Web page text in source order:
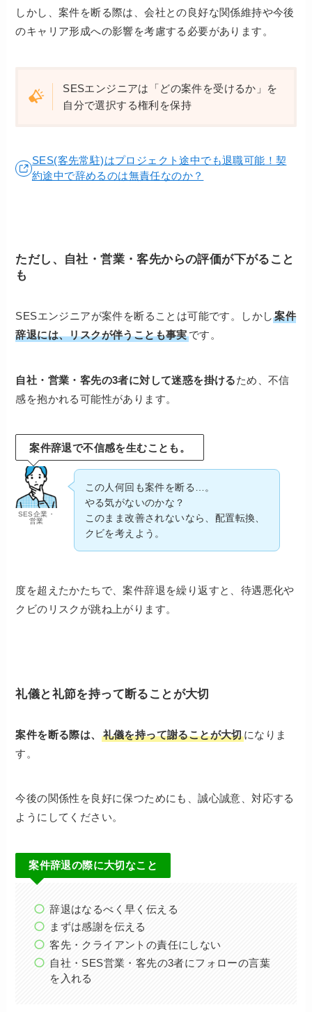
しかし、案件を断る際は、会社との良好な関係維持や今後
のキャリア形成への影響を考慮する必要があります。
SESエンジニアは「どの案件を受けるか」を
自分で選択する権利を保持
SES(客先常駐)はプロジェクト途中でも退職可能！契
約途中で辞めるのは無責任なのか？
ただし、自社・営業・客先からの評価が下がること
も
SESエンジニアが案件を断ることは可能です。しかし案件
辞退には、リスクが伴うことも事実です。
自社・営業・客先の3者に対して迷惑を掛けるため、不信
感を抱かれる可能性があります。
案件辞退で不信感を生むことも。
SES企業・
営業
この人何回も案件を断る…。
やる気がないのかな？
このまま改善されないなら、配置転換、
クビを考えよう。
度を超えたかたちで、案件辞退を繰り返すと、待遇悪化や
クビのリスクが跳ね上がります。
礼儀と礼節を持って断ることが大切
案件を断る際は、 礼儀を持って謝ることが大切になりま
す。
今後の関係性を良好に保つためにも、誠心誠意、対応する
ようにしてください。
案件辞退の際に大切なこと
辞退はなるべく早く伝える
まずは感謝を伝える
客先・クライアントの責任にしない
自社・SES営業・客先の3者にフォローの言葉
を入れる